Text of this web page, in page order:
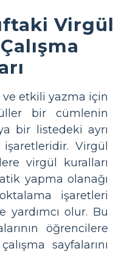
Çalışma
ve etkili yazma için
bir cümlenin
bir listedeki ayrı
Virgül
virgül kuralları
yapma olanağı
işaretleri
yardımcı olur. Bu
öğrencilere
sayfalarını